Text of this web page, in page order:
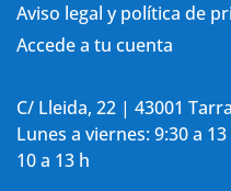
Aviso legal y política de
Accede a tu cuenta
C/ Lleida, 22 | 43001
Lunes a viernes: 9:30 a
10 a 13 h